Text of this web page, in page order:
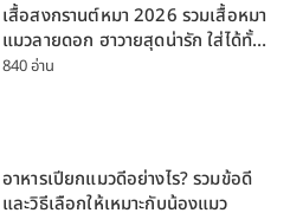
เสื้อสงกรานต์หมา 2026 รวมเสื้อหมา
แมวลายดอก ฮาวายสุดน่ารัก ใส่ได้ทั้ง
หมาเล็กและหมาใหญ่
840 อ่าน
อาหารเปียกแมวดีอย่างไร? รวมข้อดี
และวิธีเลือกให้เหมาะกับน้องแมว